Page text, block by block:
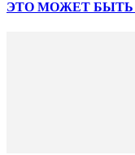
ЭТО МОЖЕТ БЫТЬ